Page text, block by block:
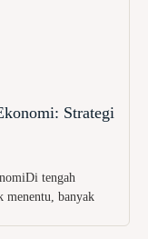
Strategi
tengah
menentu, banyak